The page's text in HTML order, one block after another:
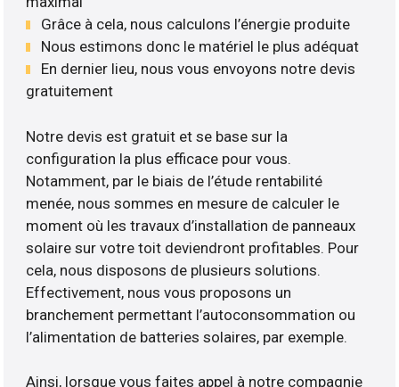
Grâce à cela, nous calculons l’énergie produite
Nous estimons donc le matériel le plus adéquat
En dernier lieu, nous vous envoyons notre devis
gratuitement
Notre devis est gratuit et se base sur la
configuration la plus efficace pour vous.
Notamment, par le biais de l’étude rentabilité
menée, nous sommes en mesure de calculer le
moment où les travaux d’installation de panneaux
solaire sur votre toit deviendront profitables. Pour
cela, nous disposons de plusieurs solutions.
Effectivement, nous vous proposons un
branchement permettant l’autoconsommation ou
l’alimentation de batteries solaires, par exemple.
Ainsi, lorsque vous faites appel à notre compagnie